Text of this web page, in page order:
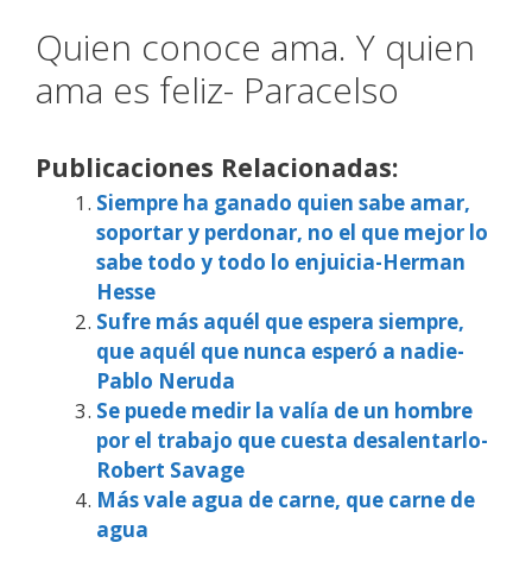
Quien conoce ama. Y quien
ama es feliz- Paracelso
Publicaciones Relacionadas:
Siempre ha ganado quien sabe amar,
soportar y perdonar, no el que mejor lo
sabe todo y todo lo enjuicia-Herman
Hesse
Sufre más aquél que espera siempre,
que aquél que nunca esperó a nadie-
Pablo Neruda
Se puede medir la valía de un hombre
por el trabajo que cuesta desalentarlo-
Robert Savage
Más vale agua de carne, que carne de
agua